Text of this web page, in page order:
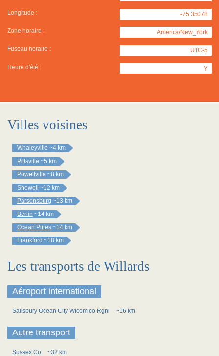
Longitude : -75.35078
Zone horaire : America/New_York
Fuseau horaire : UTC-5
Heure d'été : Y
Villes voisines
Whaleyville ~4 km
Pittsville ~5 km
Powellville ~8 km
Showell
~12 km
Parsonsburg ~13 km
Berlin ~14 km
Ocean Pines ~14 km
Frankford ~18 km
Les transports de Willards
Aéroport international
Salisbury Ocean City Wicomico Rgnl ~16 km
Autre transport
Sussex Co ~32 km